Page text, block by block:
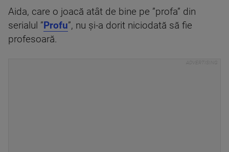
Aida, care o joacă atât de bine pe ”profa” din
serialul ” Profu”, nu și-a dorit niciodată să fie
profesoară.